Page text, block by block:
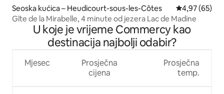
Seoska kućica – Heudicourt-sous-les-Côtes Prosječna
4,97 (65)
Gîte de la Mirabelle, 4 minute od jezera Lac de Madine
U koje je vrijeme Commercy kao
destinacija najbolji odabir?
Mjesec
Prosječna
cijena
Prosječna
temp.